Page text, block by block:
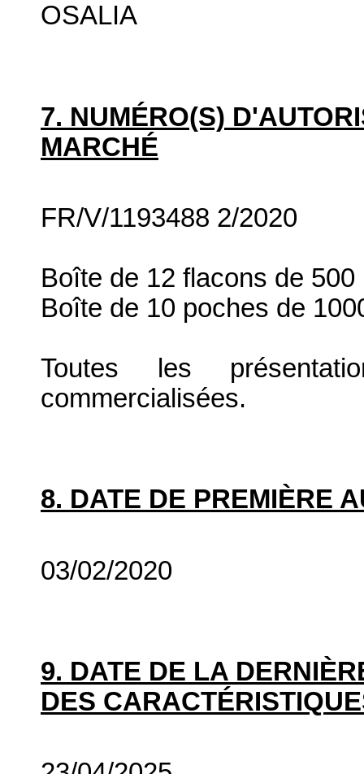
OSALIA
7. NUMÉRO(S)
MARCHÉ
FR/V/1193488 2/2020
Boîte de 12 flacons de 500
Boîte de 10 poches de
Toutes les
commercialisées.
8. DATE DE PREMIÈRE
03/02/2020
9. DATE DE LA
DES